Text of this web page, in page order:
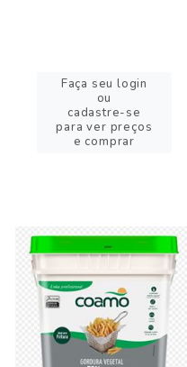
Faça seu login
ou
cadastre-se
para ver preços
e comprar